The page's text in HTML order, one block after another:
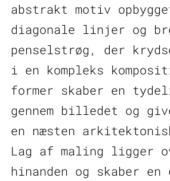
abstrakt motiv
diagonale linjer og
penselstrøg, der
i en kompleks
former skaber en
gennem billedet og
en næsten
Lag af maling ligger
hinanden og skaber en